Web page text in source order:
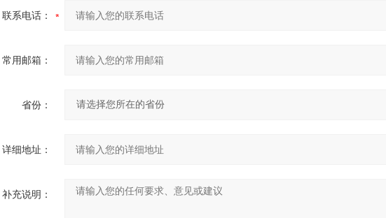
联系电话：
常用邮箱：
省份：
详细地址：
补充说明：